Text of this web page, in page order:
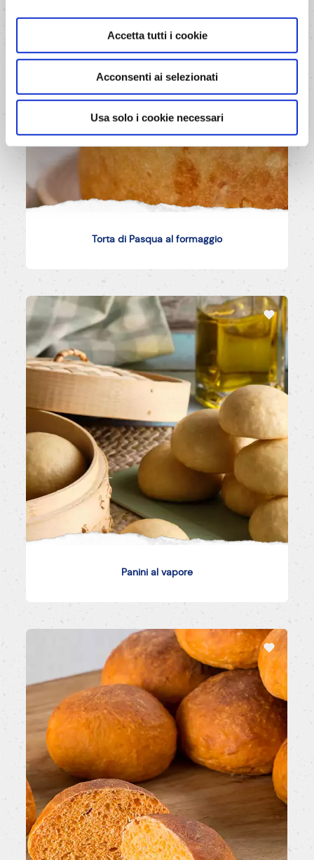
Accetta tutti i cookie
Acconsenti ai selezionati
Usa solo i cookie necessari
Torta di Pasqua al formaggio
Panini al vapore